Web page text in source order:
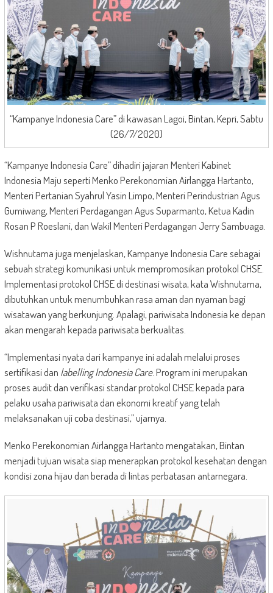
“Kampanye Indonesia Care” di kawasan Lagoi, Bintan, Kepri, Sabtu
(26/7/2020)
“Kampanye Indonesia Care” dihadiri jajaran Menteri Kabinet
Indonesia Maju seperti Menko Perekonomian Airlangga Hartanto,
Menteri Pertanian Syahrul Yasin Limpo, Menteri Perindustrian Agus
Gumiwang, Menteri Perdagangan Agus Suparmanto, Ketua Kadin
Rosan P Roeslani, dan Wakil Menteri Perdagangan Jerry Sambuaga.
Wishnutama juga menjelaskan, Kampanye Indonesia Care sebagai
sebuah strategi komunikasi untuk mempromosikan protokol CHSE.
Implementasi protokol CHSE di destinasi wisata, kata Wishnutama,
dibutuhkan untuk menumbuhkan rasa aman dan nyaman bagi
wisatawan yang berkunjung. Apalagi, pariwisata Indonesia ke depan
akan mengarah kepada pariwisata berkualitas.
“Implementasi nyata dari kampanye ini adalah melalui proses
sertifikasi dan labelling Indonesia Care. Program ini merupakan
proses audit dan verifikasi standar protokol CHSE kepada para
pelaku usaha pariwisata dan ekonomi kreatif yang telah
melaksanakan uji coba destinasi,” ujarnya.
Menko Perekonomian Airlangga Hartanto mengatakan, Bintan
menjadi tujuan wisata siap menerapkan protokol kesehatan dengan
kondisi zona hijau dan berada di lintas perbatasan antarnegara.